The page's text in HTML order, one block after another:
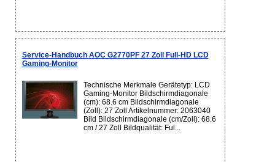
Service-Handbuch AOC G2770PF 27 Zoll Full-HD LCD
Gaming-Monitor
Technische Merkmale Gerätetyp: LCD
Gaming-Monitor Bildschirmdiagonale
(cm): 68.6 cm Bildschirmdiagonale
(Zoll): 27 Zoll Artikelnummer: 2063040
Bild Bildschirmdiagonale (cm/Zoll): 68.6
cm / 27 Zoll Bildqualität: Ful...